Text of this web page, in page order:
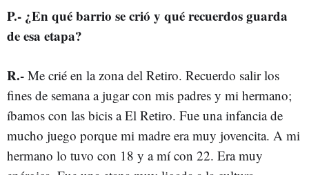
P.- ¿En qué barrio se crió y qué recuerdos guarda
de esa etapa?
R.- Me crié en la zona del Retiro. Recuerdo salir los
fines de semana a jugar con mis padres y mi hermano;
íbamos con las bicis a El Retiro. Fue una infancia de
mucho juego porque mi madre era muy jovencita. A mi
hermano lo tuvo con 18 y a mí con 22. Era muy